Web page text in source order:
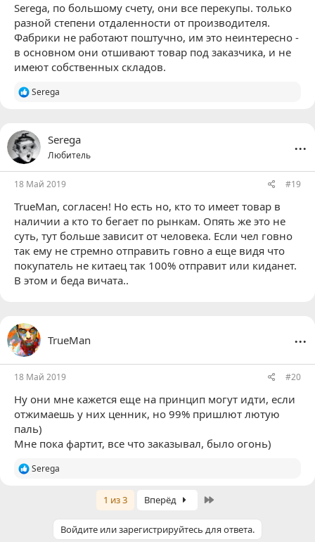
Serega, по большому счету, они все перекупы. только
разной степени отдаленности от производителя.
Фабрики не работают поштучно, им это неинтересно -
в основном они отшивают товар под заказчика, и не
имеют собственных складов.
Р
ц
и
и
:
Serega
Serega
Любитель
...
18 Май 2019 #19
TrueMan, согласен! Но есть но, кто то имеет товар в
наличии а кто то бегает по рынкам. Опять же это не
суть, тут больше зависит от человека. Если чел говно
так ему не стремно отправить говно а еще видя что
покупатель не китаец так 100% отправит или киданет.
В этом и беда вичата..
TrueMan ...
18 Май 2019 #20
Ну они мне кажется еще на принцип могут идти, если
отжимаешь у них ценник, но 99% пришлют лютую
паль)
Мне пока фартит, все что заказывал, было огонь)
Р
Serega
1 из 3 Вперёд
Войдите или зарегистрируйтесь для ответа.